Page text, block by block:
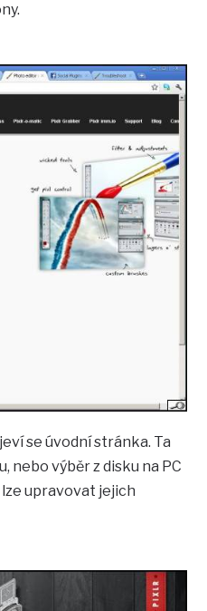
se úvodní stránka. Ta
nebo výběr z disku na PC
upravovat jejich